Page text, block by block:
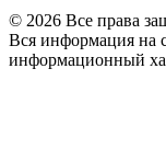
© 2026 Все права
Вся информация на
информационный